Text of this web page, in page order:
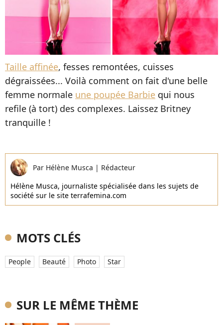
Taille affinée, fesses remontées, cuisses
dégraissées... Voilà comment on fait d'une belle
femme normale une poupée Barbie qui nous
refile (à tort) des complexes. Laissez Britney
tranquille !
Par Hélène Musca | Rédacteur
Hélène Musca, journaliste spécialisée dans les sujets de
société sur le site terrafemina.com
MOTS CLÉS
People Beauté Photo Star
SUR LE MÊME THÈME